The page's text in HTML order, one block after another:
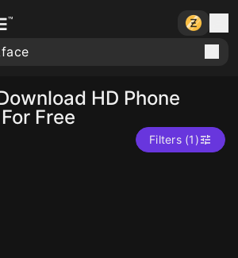
HD Phone
Free
Filters (1)